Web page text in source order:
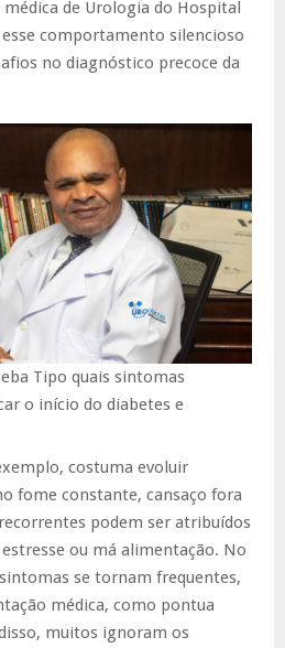
de Urologia do Hospital
esse comportamento silencioso
no diagnóstico precoce da
Tipo quais sintomas
o início do diabetes e
costuma evoluir
fome constante, cansaço fora
podem ser atribuídos
ou má alimentação. No
se tornam frequentes,
médica, como pontua
muitos ignoram os